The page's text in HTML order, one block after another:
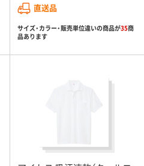
直送品
サイズ・カラー・販売単位違いの商品が35商
品あります